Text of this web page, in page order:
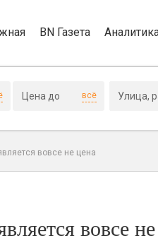
BN Газета
всё
вовсе не цена
вовсе